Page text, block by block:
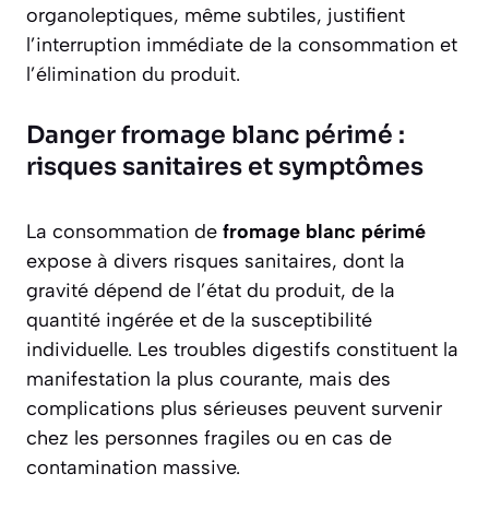
organoleptiques, même subtiles, justifient
l’interruption immédiate de la consommation et
l’élimination du produit.
Danger fromage blanc périmé :
risques sanitaires et symptômes
La consommation de fromage blanc périmé
expose à divers risques sanitaires, dont la
gravité dépend de l’état du produit, de la
quantité ingérée et de la susceptibilité
individuelle. Les troubles digestifs constituent la
manifestation la plus courante, mais des
complications plus sérieuses peuvent survenir
chez les personnes fragiles ou en cas de
contamination massive.